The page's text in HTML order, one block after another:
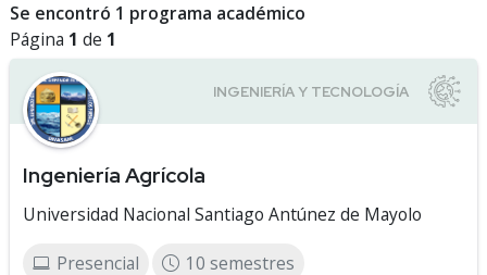
Se encontró 1 programa académico
Página 1 de 1
Ingeniería Agrícola
Universidad Nacional Santiago Antúnez de Mayolo
Presencial 10 semestres